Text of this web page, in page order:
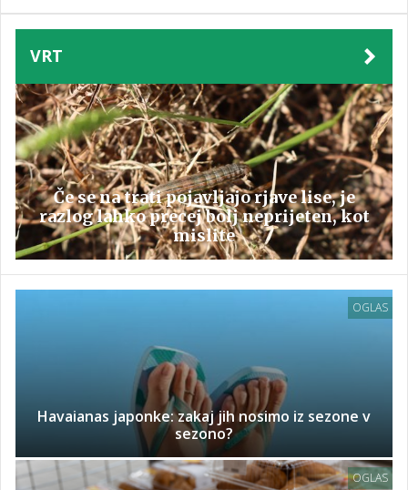
VRT
Če se na trati pojavljajo rjave lise, je
razlog lahko precej bolj neprijeten, kot
mislite
OGLAS
Havaianas japonke: zakaj jih nosimo iz sezone v
sezono?
OGLAS